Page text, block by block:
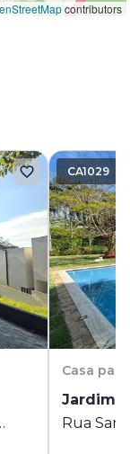
contributors
CA1029
Casa
Jardim
Rua